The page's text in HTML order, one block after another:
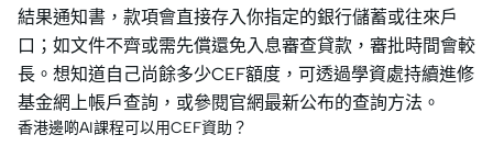
結果通知書，款項會直接存入你指定的銀行儲蓄或往來戶
口；如文件不齊或需先償還免入息審查貸款，審批時間會較
長。想知道自己尚餘多少CEF額度，可透過學資處持續進修
基金網上帳戶查詢，或參閱官網最新公布的查詢方法。
香港邊啲AI課程可以用CEF資助？